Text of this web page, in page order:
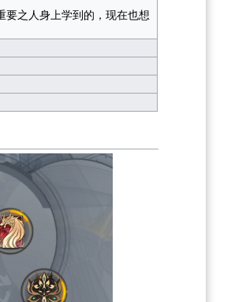
要之人身上学到的，现在也想